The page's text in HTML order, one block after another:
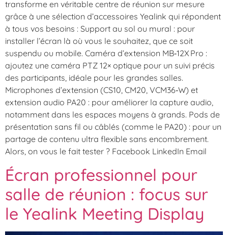
transforme en véritable centre de réunion sur mesure
grâce à une sélection d’accessoires Yealink qui répondent
à tous vos besoins : Support au sol ou mural : pour
installer l’écran là où vous le souhaitez, que ce soit
suspendu ou mobile. Caméra d’extension MB‑12X Pro :
ajoutez une caméra PTZ 12× optique pour un suivi précis
des participants, idéale pour les grandes salles.
Microphones d’extension (CS10, CM20, VCM36‑W) et
extension audio PA20 : pour améliorer la capture audio,
notamment dans les espaces moyens à grands. Pods de
présentation sans fil ou câblés (comme le PA20) : pour un
partage de contenu ultra flexible sans encombrement.
Alors, on vous le fait tester ? Facebook LinkedIn Email
Écran professionnel pour
salle de réunion : focus sur
le Yealink Meeting Display